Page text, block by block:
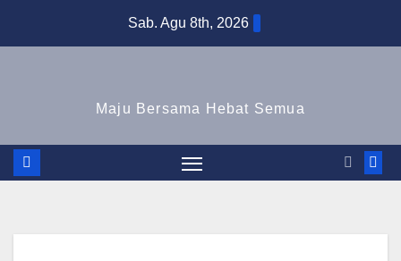
Sab. Agu 8th, 2026
Maju Bersama Hebat Semua